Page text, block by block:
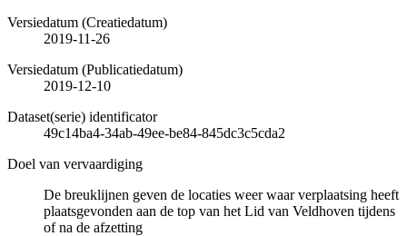
Versiedatum (Creatiedatum)
2019-11-26
Versiedatum (Publicatiedatum)
2019-12-10
Dataset(serie) identificator
49c14ba4-34ab-49ee-be84-845dc3c5cda2
Doel van vervaardiging
De breuklijnen geven de locaties weer waar verplaatsing heeft
plaatsgevonden aan de top van het Lid van Veldhoven tijdens
of na de afzetting